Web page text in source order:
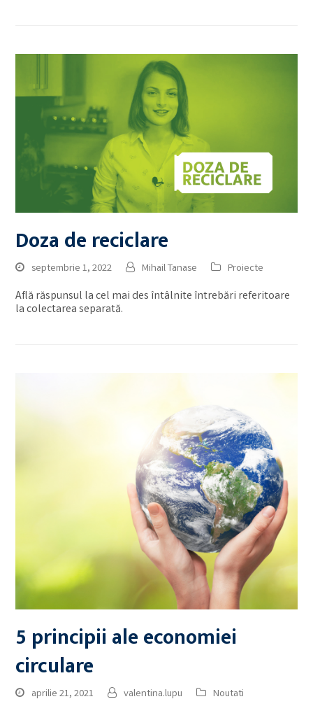
Doza de reciclare
septembrie 1, 2022 Mihail Tanase Proiecte
Află răspunsul la cel mai des întâlnite întrebări referitoare
la colectarea separată.
5 principii ale economiei
circulare
aprilie 21, 2021 valentina.lupu Noutati